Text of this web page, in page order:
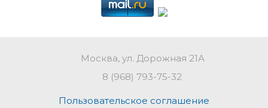
Москва, ул. Дорожная 21А
8 (968) 793-75-32
Пользовательское соглашение